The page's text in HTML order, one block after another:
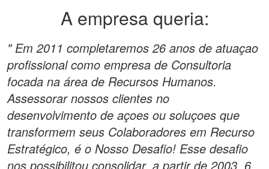
A empresa queria:
" Em 2011 completaremos 26 anos de atuaçao
profissional como empresa de Consultoria
focada na área de Recursos Humanos.
Assessorar nossos clientes no
desenvolvimento de açoes ou soluçoes que
transformem seus Colaboradores em Recurso
Estratégico, é o Nosso Desafio! Esse desafio
nos possibilitou consolidar, a partir de 2003, 6